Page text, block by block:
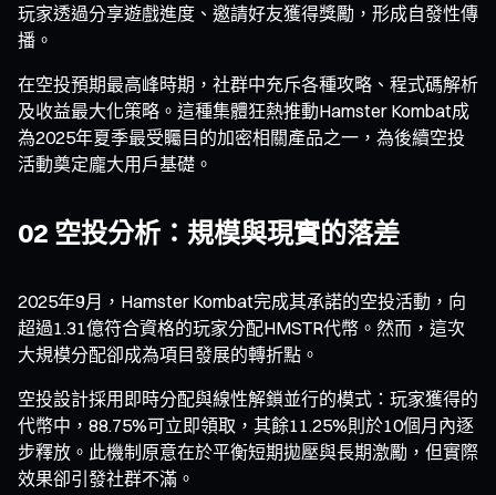
玩家透過分享遊戲進度、邀請好友獲得獎勵，形成自發性傳
播。
在空投預期最高峰時期，社群中充斥各種攻略、程式碼解析
及收益最大化策略。這種集體狂熱推動Hamster Kombat成
為2025年夏季最受矚目的加密相關產品之一，為後續空投
活動奠定龐大用戶基礎。
02 空投分析：規模與現實的落差
2025年9月，Hamster Kombat完成其承諾的空投活動，向
超過1.31億符合資格的玩家分配HMSTR代幣。然而，這次
大規模分配卻成為項目發展的轉折點。
空投設計採用即時分配與線性解鎖並行的模式：玩家獲得的
代幣中，88.75%可立即領取，其餘11.25%則於10個月內逐
步釋放。此機制原意在於平衡短期拋壓與長期激勵，但實際
效果卻引發社群不滿。